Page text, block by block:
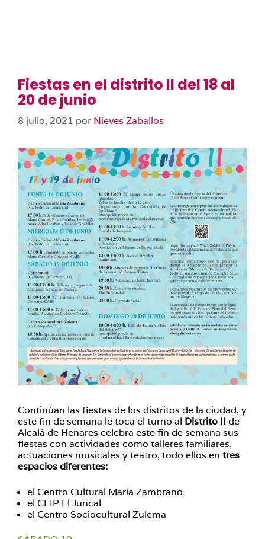
Fiestas en el distrito II del 18 al
20 de junio
8 julio, 2021 por Nieves Zaballos
Continúan las fiestas de los distritos de la ciudad, y
este fin de semana le toca el turno al Distrito II de
Alcalá de Henares celebra este fin de semana sus
fiestas con actividades como talleres familiares,
actuaciones musicales y teatro, todo ellos en tres
espacios diferentes:
el Centro Cultural María Zambrano
el CEIP El Juncal
el Centro Sociocultural Zulema